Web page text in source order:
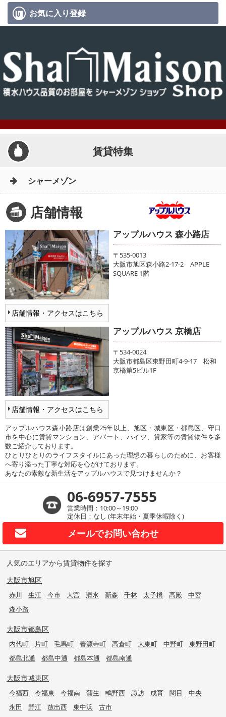
お気に入り登録
賃貸特集
シャーメゾン
店舗情報
店舗情報・アクセスはこちら
アップルハウス 森小路店
〒535-0013
大阪市旭区森小路2-17-2 APPLE
SQUARE 1階
店舗情報・アクセスはこちら
アップルハウス 京橋店
〒534-0024
大阪市都島区東野田町4-9-17 松和
京橋第5ビル1F
アップルハウス森小路店は創業25年以上、旭区・城東区・都島区、守口
市を中心に賃貸マンション、アパート、ハイツ、貸家等の賃貸物件を多
数ご紹介しております。
ひとりひとりのライフスタイルにあった理想の暮らしのために、お客様
へ寄り添った丁寧な対応を心がけております。
あなたの素敵な新生活をアップルハウスで見つけませんか？
06-6957-7555
営業時間：10:00～19:00
定休日：なし (年末年始・夏季休暇除く)
メールでお問い合わせ
人気のエリアから賃貸物件を探す
大阪市旭区
赤川 生江 今市 大宮 清水 新森 千林 太子橋 高殿
中宮
森小路
大阪市都島区
内代町 片町 毛馬町 善源寺町 高倉町 大東町 中野町
東野田町
都島北通
都島中通 都島本通 都島南通
大阪市城東区
今福西 今福東 今福南 蒲生 鴫野西 諏訪 成育 関目
中央
永田
野江 放出西 東中浜 古市